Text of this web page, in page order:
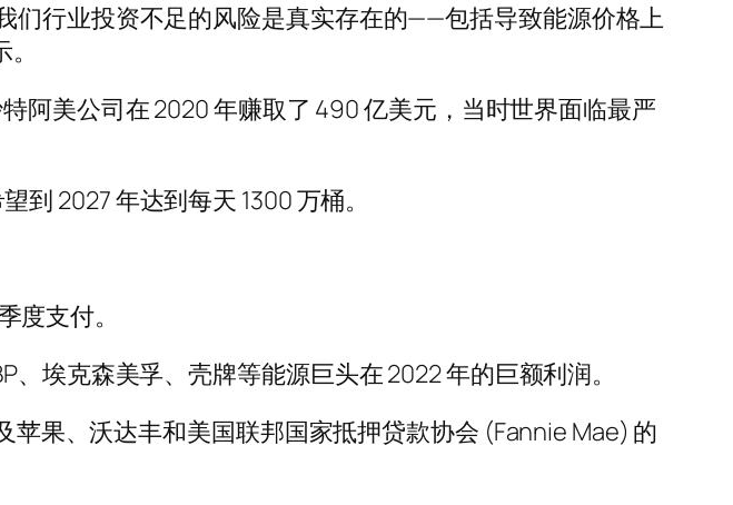
们行业投资不足的风险是真实存在的——包括导致能源价格上
阿美公司在 2020 年赚取了 490 亿美元，当时世界面临最严
2027 年达到每天 1300 万桶。
度支付。
埃克森美孚、壳牌等能源巨头在 2022 年的巨额利润。
果、沃达丰和美国联邦国家抵押贷款协会 (Fannie Mae) 的